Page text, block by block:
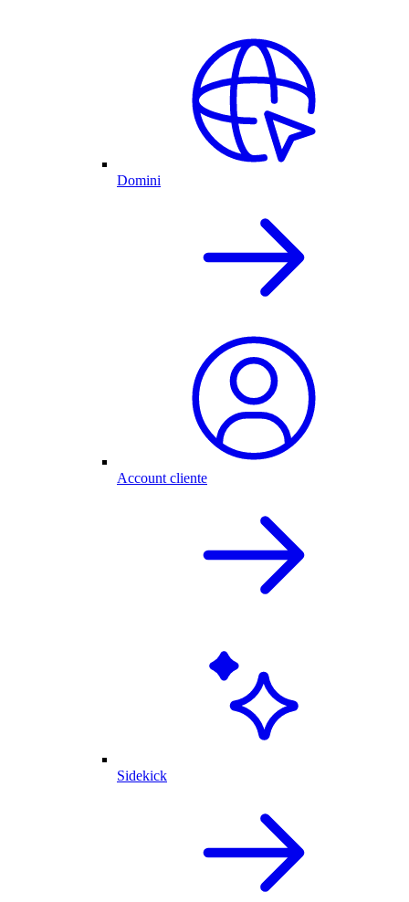
Domini
Account cliente
Sidekick